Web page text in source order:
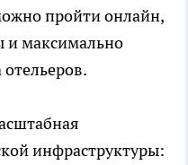
пройти онлайн,
и максимально
инфраструктуры: